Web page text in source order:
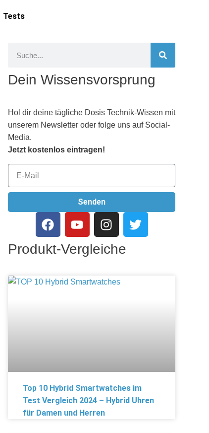
Tests
Dein Wissensvorsprung
Hol dir deine tägliche Dosis Technik-Wissen mit
unserem Newsletter oder folge uns auf Social-
Media.
Jetzt kostenlos eintragen!
Senden
Produkt-Vergleiche
Top 10 Hybrid Smartwatches im
Test Vergleich 2024 – Hybrid Uhren
für Damen und Herren